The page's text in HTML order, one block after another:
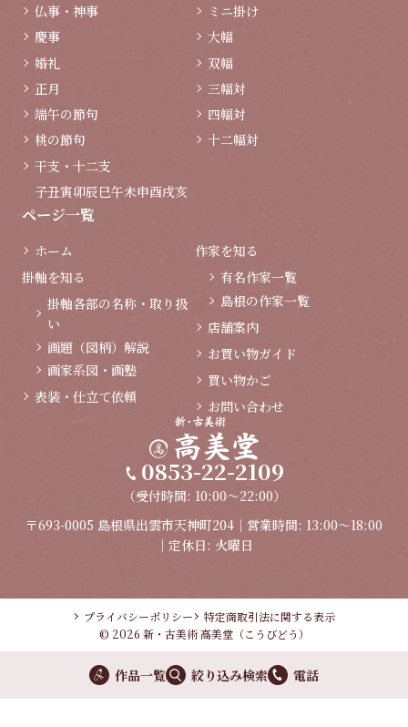
仏事・神事
慶事
婚礼
正月
端午の節句
桃の節句
干支・十二支
子丑寅卯辰巳午未申酉戌亥
ミニ掛け
大幅
双幅
三幅対
四幅対
十二幅対
ページ一覧
ホーム
掛軸を知る
掛軸各部の名称・取り扱
い
画題（図柄）解説
画家系図・画塾
表装・仕立て依頼
作家を知る
有名作家一覧
島根の作家一覧
店舗案内
お買い物ガイド
買い物かご
お問い合わせ
0853-22-2109
（受付時間: 10:00～22:00）
〒693-0005 島根県出雲市天神町204｜営業時間: 13:00～18:00
｜定休日: 火曜日
プライバシーポリシー
特定商取引法に関する表示
© 2026 新・古美術 高美堂（こうびどう）
作品一覧 絞り込み検索 電話